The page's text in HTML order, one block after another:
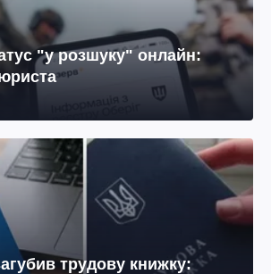
"у розшуку" онлайн:
трудову книжку: